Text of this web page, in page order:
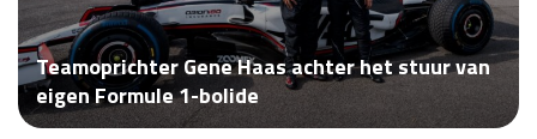
Kwalificatie
vr 14:00 - 15:00
Race
za 13:00 - 15:00
Race
zo 14:00 - 16:00
Teamoprichter Gene Haas achter het stuur van
eigen Formule 1-bolide